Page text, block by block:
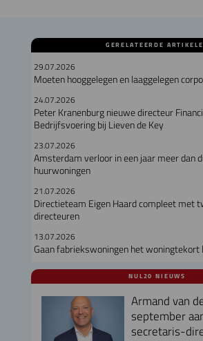
GERELATEERDE
29.07.2026
Moeten hooggelegen en laaggelegen
24.07.2026
Peter Kranenburg nieuwe directeur
Bedrijfsvoering bij Lieven de Key
23.07.2026
Amsterdam verloor in een jaar meer dan
huurwoningen
21.07.2026
Directieteam Eigen Haard compleet met
directeuren
13.07.2026
Gaan fabriekswoningen het woningtekort
NUL20 NIEUWS
Armand van
september
secretaris-